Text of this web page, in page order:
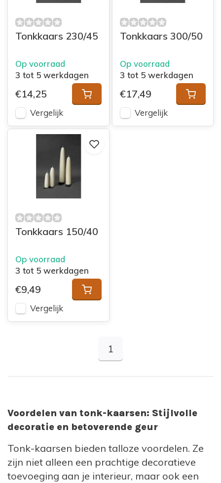
Tonkkaars 230/45
Op voorraad
3 tot 5 werkdagen
€14,25
Vergelijk
Tonkkaars 300/50
Op voorraad
3 tot 5 werkdagen
€17,49
Vergelijk
Tonkkaars 150/40
Op voorraad
3 tot 5 werkdagen
€9,49
Vergelijk
1
Voordelen van tonk-kaarsen: Stijlvolle
decoratie en betoverende geur
Tonk-kaarsen bieden talloze voordelen. Ze
zijn niet alleen een prachtige decoratieve
toevoeging aan je interieur, maar ook een